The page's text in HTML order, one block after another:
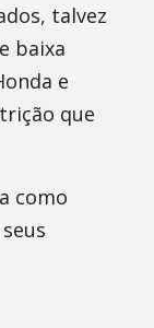
talvez
baixa
e
que
como